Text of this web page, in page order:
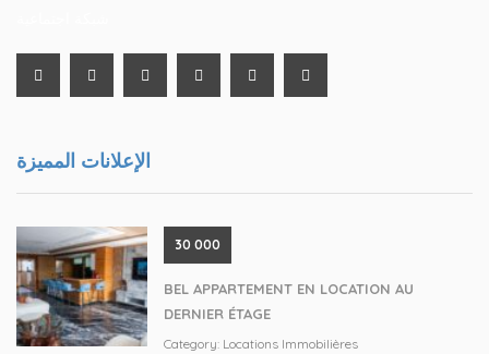
الإعلانات المميزة
30 000
BEL APPARTEMENT EN LOCATION AU
DERNIER ÉTAGE
Category: Locations Immobilières